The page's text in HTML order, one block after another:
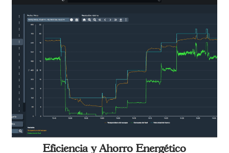
inteligentes y visibilidad continua del estado